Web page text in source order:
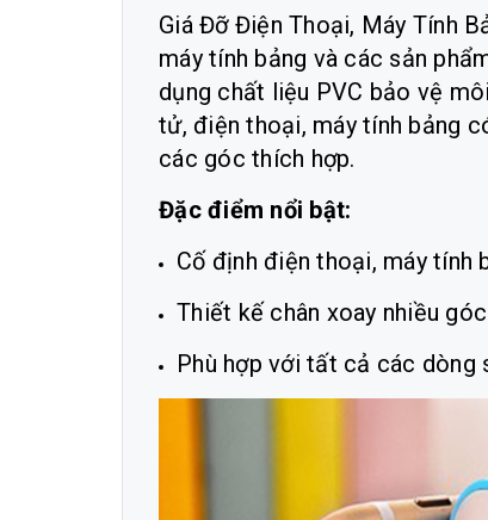
Giá Đỡ Điện Thoại, Máy Tính
máy tính bảng và các sản
dụng chất liệu PVC bảo vệ
tử, điện thoại, máy tính bảng
các góc thích hợp.
Đặc điểm nổi bật:
Cố định điện thoại, máy tính
Thiết kế chân xoay nhiều
Phù hợp với tất cả các dòng